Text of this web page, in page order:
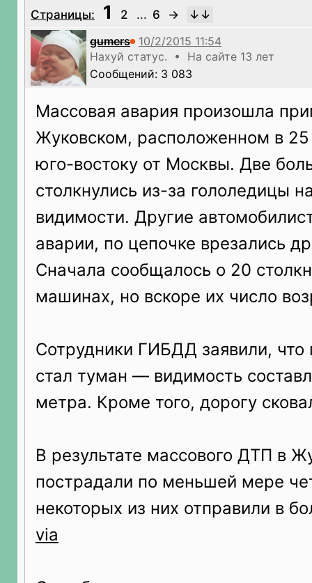
Страницы: 1 2 ... 6
→
gumers
Нахуй статус. • На сайте 13 лет
Сообщений: 3 083
Массовая авария произошла
Жуковском, расположенном в
юго-востоку от Москвы. Две
столкнулись из-за гололедицы
видимости. Другие
аварии, по цепочке врезались
Сначала сообщалось о 20
машинах, но вскоре их число
Сотрудники ГИБДД заявили, что
стал туман — видимость
метра. Кроме того, дорогу
В результате массового ДТП в
пострадали по меньшей мере
некоторых из них отправили в
via